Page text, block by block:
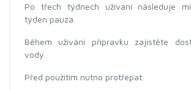
Po třech týdnech užívání následuje
týden pauza.
Během užívání přípravku zajistěte
vody.
Před použitím nutno protřepat.